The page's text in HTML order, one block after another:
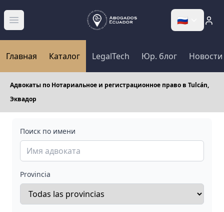
Abrir menú 🇷🇺
Главная Каталог LegalTech Юр. блог Новости
Адвокаты по Нотариальное и регистрационное право в Tulcán,
Эквадор
Поиск по имени
Provincia